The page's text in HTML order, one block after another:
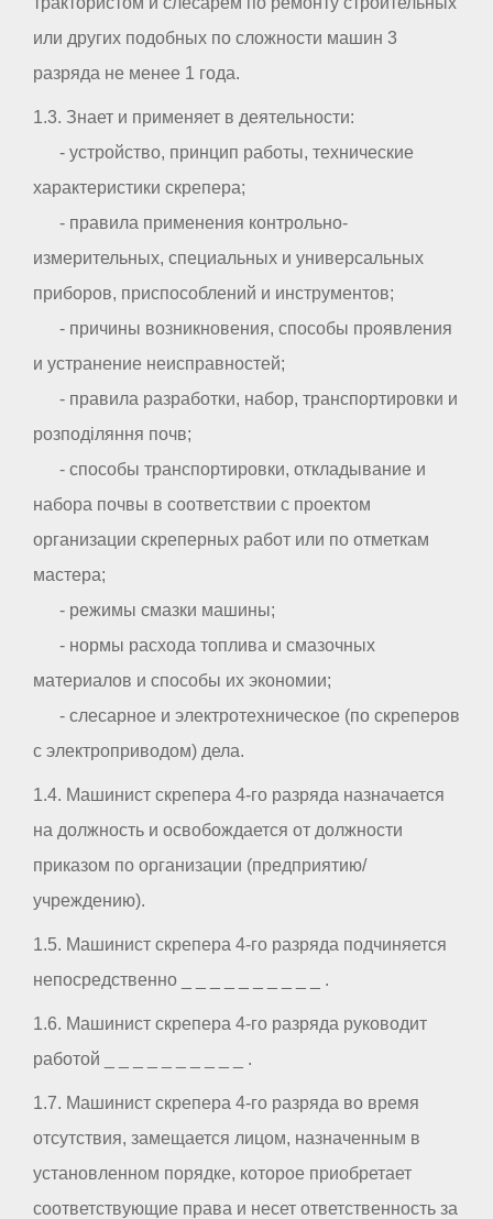
или других подобных по сложности машин 3
разряда не менее 1 года.
1.3. Знает и применяет в деятельности:
- устройство, принцип работы, технические
характеристики скрепера;
- правила применения контрольно-
измерительных, специальных и универсальных
приборов, приспособлений и инструментов;
- причины возникновения, способы проявления
и устранение неисправностей;
- правила разработки, набор, транспортировки и
розподіляння почв;
- способы транспортировки, откладывание и
набора почвы в соответствии с проектом
организации скреперных работ или по отметкам
мастера;
- режимы смазки машины;
- нормы расхода топлива и смазочных
материалов и способы их экономии;
- слесарное и электротехническое (по скреперов
с электроприводом) дела.
1.4. Машинист скрепера 4-го разряда назначается
на должность и освобождается от должности
приказом по организации (предприятию/
учреждению).
1.5. Машинист скрепера 4-го разряда подчиняется
непосредственно _ _ _ _ _ _ _ _ _ _ .
1.6. Машинист скрепера 4-го разряда руководит
работой _ _ _ _ _ _ _ _ _ _ .
1.7. Машинист скрепера 4-го разряда во время
отсутствия, замещается лицом, назначенным в
установленном порядке, которое приобретает
соответствующие права и несет ответственность за